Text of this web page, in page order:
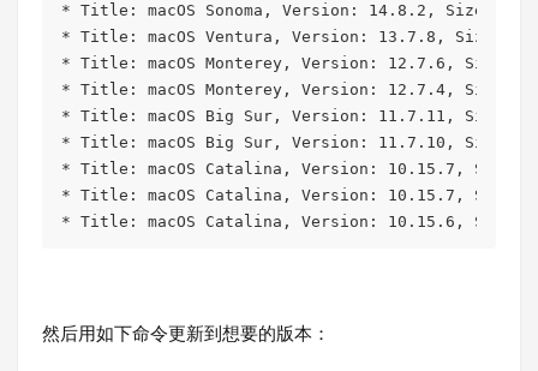
* Title: macOS Sonoma, Version: 14.8.2, Size:
* Title: macOS Ventura, Version: 13.7.8, Size:
* Title: macOS Monterey, Version: 12.7.6, Size:
* Title: macOS Monterey, Version: 12.7.4, Size:
* Title: macOS Big Sur, Version: 11.7.11, Size:
* Title: macOS Big Sur, Version: 11.7.10, Size:
* Title: macOS Catalina, Version: 10.15.7, Size:
* Title: macOS Catalina, Version: 10.15.7, Size:
* Title: macOS Catalina, Version: 10.15.6, Size:
然后用如下命令更新到想要的版本：